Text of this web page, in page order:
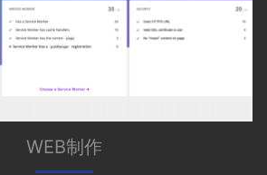
WEB制作